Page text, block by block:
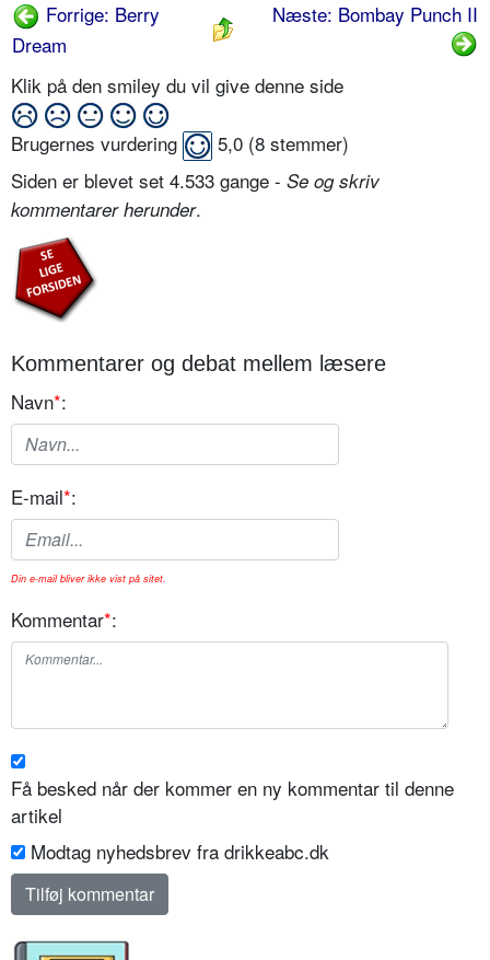
Forrige: Berry
Dream
Næste: Bombay Punch II
Klik på den smiley du vil give denne side
Brugernes vurdering 5,0 (8 stemmer)
Siden er blevet set 4.533 gange - Se og skriv
kommentarer herunder.
Kommentarer og debat mellem læsere
Navn*:
E-mail*:
Din e-mail bliver ikke vist på sitet.
Kommentar*:
Få besked når der kommer en ny kommentar til denne
artikel
Modtag nyhedsbrev fra drikkeabc.dk